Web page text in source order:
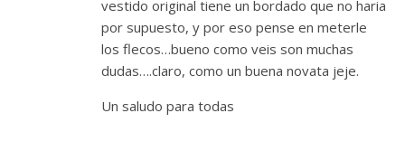
vestido original tiene un bordado que no haria
por supuesto, y por eso pense en meterle
los flecos…bueno como veis son muchas
dudas….claro, como un buena novata jeje.
Un saludo para todas